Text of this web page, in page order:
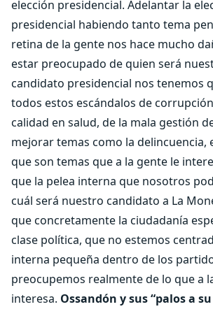
elección presidencial. Adelantar la
presidencial habiendo tanto tema
retina de la gente nos hace mucho
estar preocupado de quien será
candidato presidencial nos tenemos
todos estos escándalos de
calidad en salud, de la mala gestión
mejorar temas como la delincuencia,
que son temas que a la gente le
que la pelea interna que nosotros
cuál será nuestro candidato a La
que concretamente la ciudadanía
clase política, que no estemos
interna pequeña dentro de los
preocupemos realmente de lo que a
interesa. Ossandón y sus “palos a